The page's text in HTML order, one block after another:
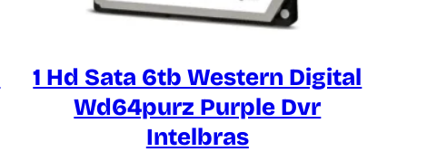
1 Hd Sata 6tb Western Digital
Wd64purz Purple Dvr
Intelbras